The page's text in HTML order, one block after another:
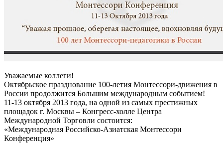
Уважаемые коллеги!
Октябрьское празднование 100-летия Монтессори-движения в
России продолжится Большим международным событием!
11-13 октября 2013 года, на одной из самых престижных
площадок г. Москвы – Конгресс-холле Центра
Международной Торговли состоится:
«Международная Российско-Азиатская Монтессори
Конференция»